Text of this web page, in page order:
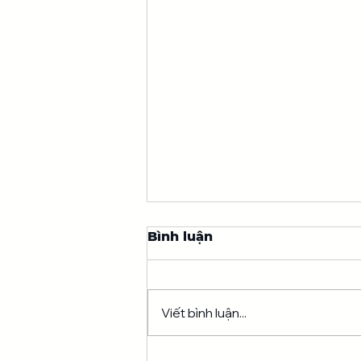
Bình luận
Viết bình luận...